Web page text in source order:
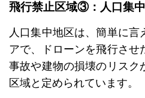
飛行禁止区域③：人口集
人口集中地区は、簡単に言
アで、ドローンを飛行させ
事故や建物の損壊のリスク
区域と定められています。